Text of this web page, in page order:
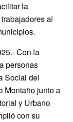
la
al
Con la
personas
Social del
Montaño junto a
y Urbano
con su